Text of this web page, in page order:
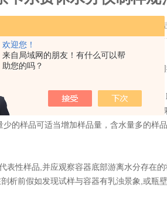
欢迎您！
来自局域网的朋友！有什么可以帮
助您的吗？
更新时间：2018-09-27 点
真空烘烤6h，低湿度环境下放置2-4h），
取样在0.1-0.2g之间含水量高的纤维隔膜
成再重新抽取片制作下个样，以保证测试结
的样品可适当增加样品量，含水量多的样
表性样品,并应观察容器底部游离水分存在
析前假如发现试样与容器有乳浊景象,或瓶